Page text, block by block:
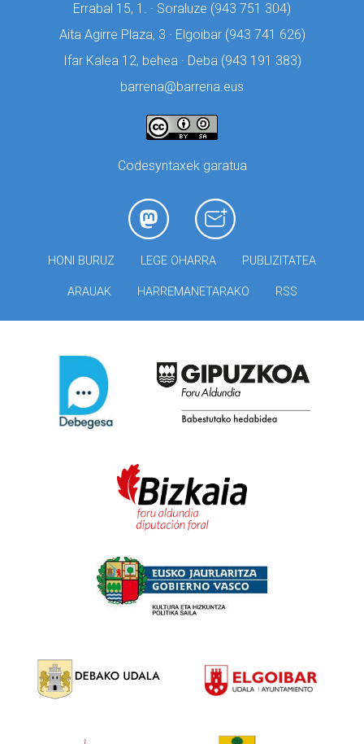
Errabal 15, 1. · Soraluze (943 751 304)
Aita Agirre Plaza, 3 · Elgoibar (943 741 626)
Ifar Kalea 12, behea · Deba (943 191 383)
barrena@barrena.eus
Codesyntaxek garatua
HONI BURUZ LEGE OHARRA PUBLIZITATEA
ARAUAK HARREMANETARAKO RSS